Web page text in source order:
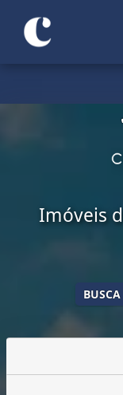
Imóveis